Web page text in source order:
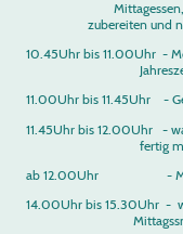
Mittagessen,
zubereiten und
10.45Uhr bis 11.00Uhr -
Jahreszeitliche
11.00Uhr bis 11.45Uhr -
11.45Uhr bis 12.00Uhr
fertig
ab 12.00Uhr -
14.00Uhr bis
Mittagssnack aus